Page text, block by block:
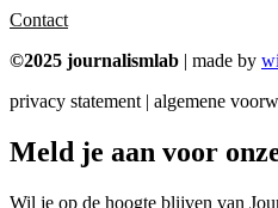
Contact
©2025 journalismlab | made by
privacy statement | algemene
Meld je aan voor
Wil je op de hoogte blijven van